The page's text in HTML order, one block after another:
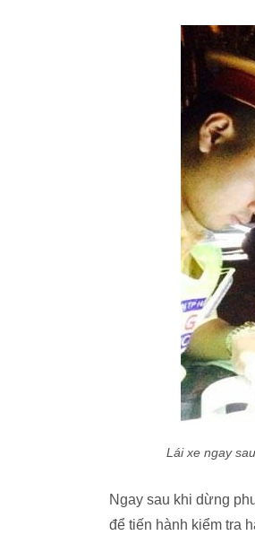
Lái xe ngay
Ngay sau khi dừng
để tiến hành kiểm tra